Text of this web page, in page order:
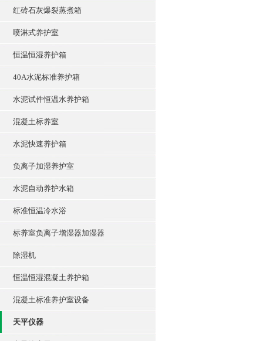
红砖石灰爆裂蒸煮箱
喷淋式养护室
恒温恒湿养护箱
40A水泥标准养护箱
水泥试件恒温水养护箱
混凝土标养室
水泥快速养护箱
负离子加湿养护室
水泥自动养护水箱
标准恒温冷水浴
标养室负离子增湿器加湿器
除湿机
恒温恒湿混凝土养护箱
混凝土标准养护室设备
天平仪器